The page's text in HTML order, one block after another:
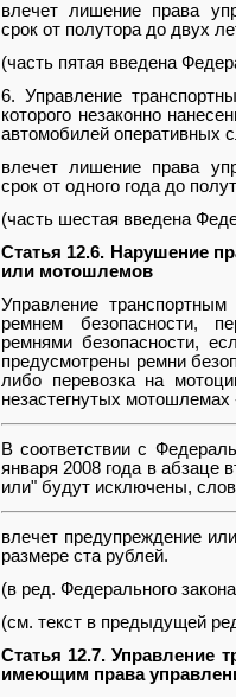
влечет лишение права
срок от полутора до двух
(часть пятая введена
6. Управление
которого незаконно
автомобилей оперативных
влечет лишение права
срок от одного года до
(часть шестая введена
Статья 12.6. Нарушение
или мотошлемов
Управление
ремнем безопасности,
ремнями безопасности,
предусмотрены ремни
либо перевозка на
незастегнутых мотошлемах
В соответствии с
января 2008 года в абзаце
или" будут исключены,
влечет предупреждение
размере ста рублей.
(в ред. Федерального
(см. текст в предыдущей
Статья 12.7. Управление
имеющим права